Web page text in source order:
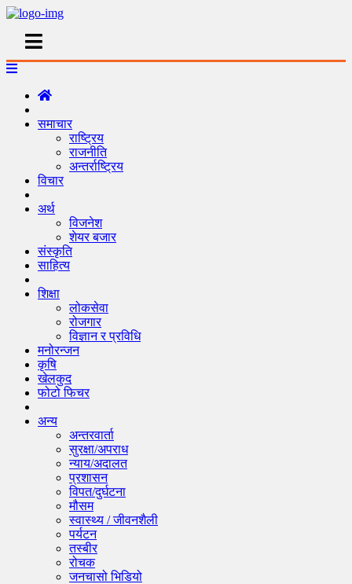
समाचार
राष्ट्रिय
राजनीति
अन्तर्राष्ट्रिय
विचार
अर्थ
विजनेश
शेयर बजार
संस्कृति
साहित्य
शिक्षा
लोकसेवा
रोजगार
विज्ञान र प्रविधि
मनोरन्जन
कृषि
खेलकुद
फोटो फिचर
अन्य
अन्तरवार्ता
सुरक्षा/अपराध
न्याय/अदालत
प्रशासन
विपत/दुर्घटना
मौसम
स्वास्थ्य / जीवनशैली
पर्यटन
तस्बीर
रोचक
जनचासो भिडियो